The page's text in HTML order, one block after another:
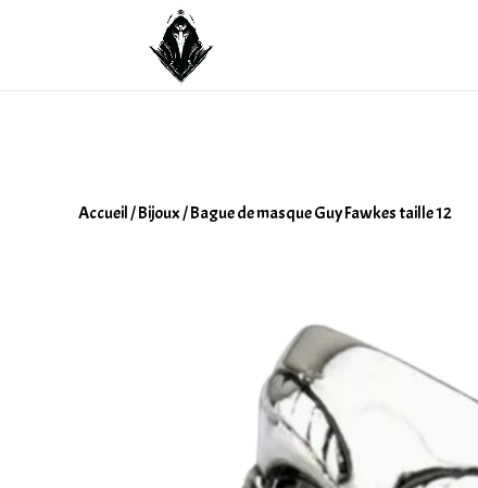
Accueil/Bijoux/ Bague de masque Guy Fawkes taille 12